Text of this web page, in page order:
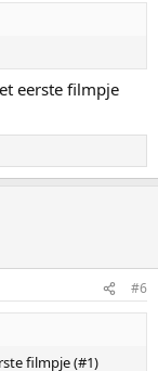
eerste filmpje
#6
filmpje (#1)